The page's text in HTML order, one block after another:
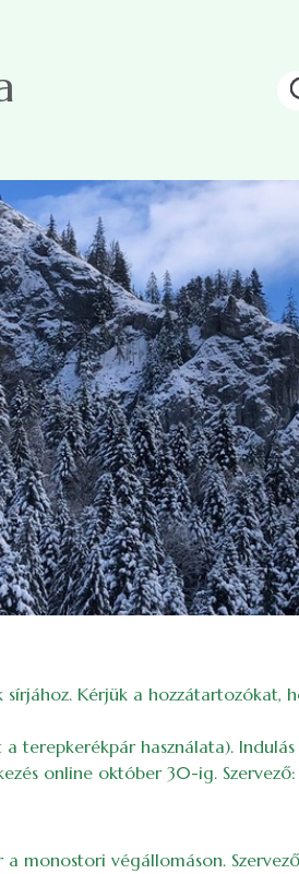
Kérjük a hozzátartozókat,
a terepkerékpár használata).
online október 30-ig.
monostori végállomáson.